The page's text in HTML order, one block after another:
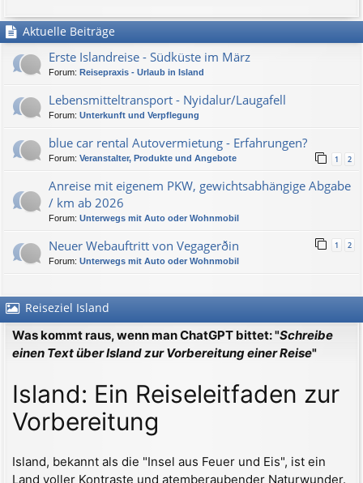
Aktuelle Beiträge
Erste Islandreise - Südküste im März
Forum: Reisepraxis - Urlaub in Island
Lebensmitteltransport - Nyidalur/Laugafell
Forum: Unterkunft und Verpflegung
blue car rental Autovermietung - Erfahrungen?
1 2
Forum: Veranstalter, Produkte und Angebote
Anreise mit eigenem PKW, gewichtsabhängige Abgabe
/ km ab 2026
Forum: Unterwegs mit Auto oder Wohnmobil
Neuer Webauftritt von Vegagerðin 1 2
Forum: Unterwegs mit Auto oder Wohnmobil
Reiseziel Island
Was kommt raus, wenn man ChatGPT bittet: "Schreibe
einen Text über Island zur Vorbereitung einer Reise"
Island: Ein Reiseleitfaden zur
Vorbereitung
Island, bekannt als die "Insel aus Feuer und Eis", ist ein
Land voller Kontraste und atemberaubender Naturwunder.